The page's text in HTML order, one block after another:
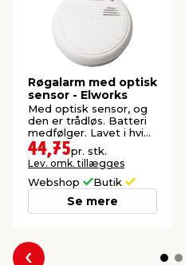
Røgalarm med optisk
sensor - Elworks
Med optisk sensor, og
den er trådløs. Batteri
medfølger. Lavet i hvid
plast.
44,75pr. stk.
Lev. omk. tillægges
Webshop Butik
Se mere